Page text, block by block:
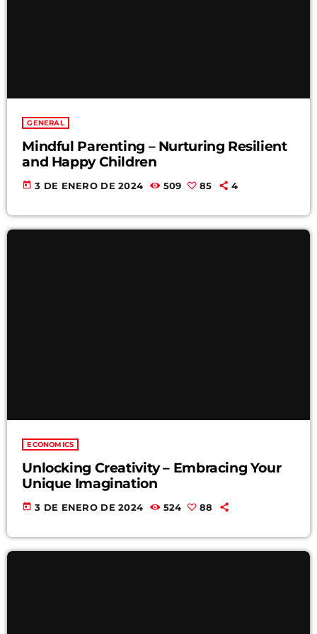
GENERAL
Mindful Parenting – Nurturing Resilient
and Happy Children
today 3 DE ENERO DE 2024 509 85 4
ECONOMICS
Unlocking Creativity – Embracing Your
Unique Imagination
today 3 DE ENERO DE 2024 524 88